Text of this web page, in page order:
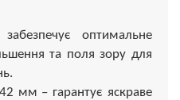
оптимальне
та поля зору для
мм – гарантує яскраве